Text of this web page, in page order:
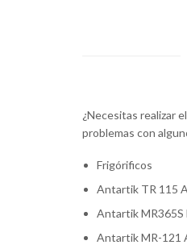
¿Necesitas realizar el
problemas con
Frigórificos
Antartik TR
Antartik MR365S
Antartik MR-121